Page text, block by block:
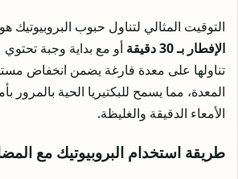
التوقيت المثالي لتناول حبوب البروبيوتيك هو
الإفطار بـ 30 دقيقة
أو مع بداية وجبة
تناولها على معدة فارغة يضمن انخفاض
المعدة، مما يسمح للبكتيريا الحية بالمرور
الأمعاء الدقيقة والغليظة.
طريقة استخدام البروبيوتيك مع